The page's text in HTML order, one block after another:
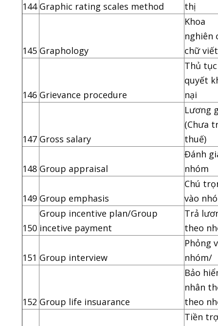
144 Graphic rating scales method
thị
145 Graphology
Khoa
nghiên
chữ viết
146 Grievance procedure
Thủ
quyết
nại
147 Gross salary
Lương
(Chưa
thuế)
148 Group appraisal
Đánh
nhóm
149 Group emphasis
Chú
vào
150
Group incentive plan/Group
incetive payment
Trả
theo
151 Group interview
Phỏng
nhóm/
152 Group life insuarance
Bảo
nhân
theo
Tiền